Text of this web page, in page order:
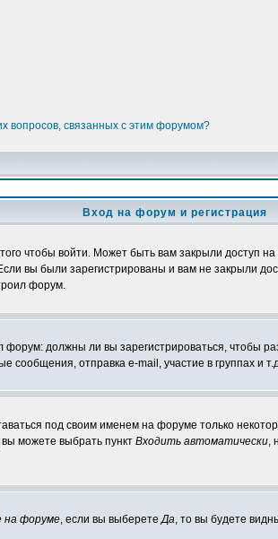
вопросов, связанных с этим форумом?
Вход на форум и регистрация
чтобы войти. Может быть вам закрыли доступ
вы были зарегистрированы и вам не закрыли
форум.
форум: должны ли вы зарегистрироваться,
отправка e-mail, участие в группах и
под своим именем на форуме только
можете выбрать пункт Входить автоматически,
на форуме, если вы выберетеДа, то вы будете